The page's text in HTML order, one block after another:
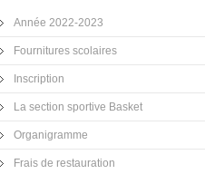
Année 2022-2023
Fournitures scolaires
Inscription
La section sportive Basket
Organigramme
Frais de restauration